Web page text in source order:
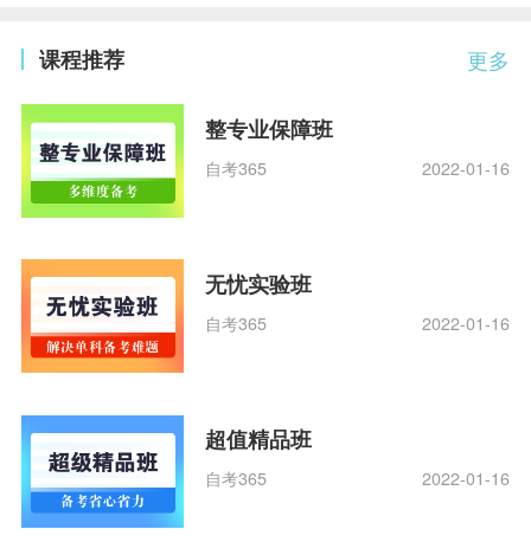
更多
课程推荐
整专业保障班
自考365 2022-01-16
无忧实验班
自考365 2022-01-16
超值精品班
自考365 2022-01-16